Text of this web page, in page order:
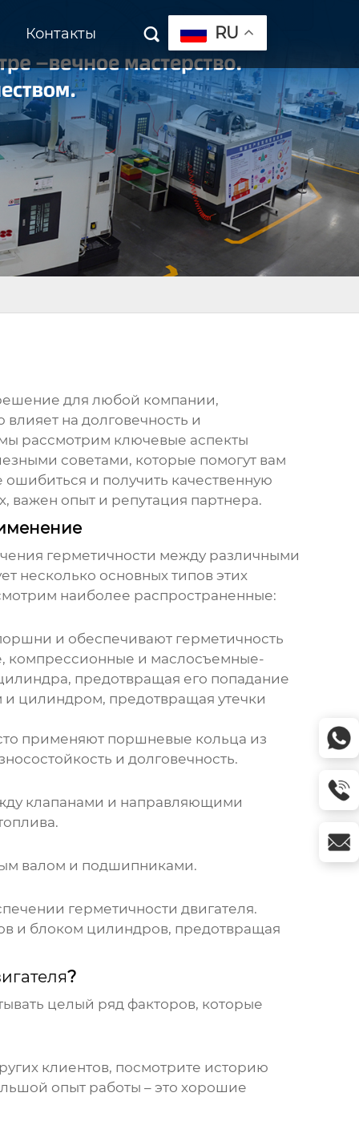
Контакты  RU
для любой компании,
на долговечность и
рассмотрим ключевые аспекты
советами, которые помогут вам
и получить качественную
важен опыт и репутация партнера.
герметичности между различными
несколько основных типов этих
наиболее распространенные:
и обеспечивают герметичность
компрессионные и маслосъемные-
предотвращая его попадание
цилиндром, предотвращая утечки
применяют поршневые кольца из
и долговечность.
клапанами и направляющими
валом и подшипниками.
герметичности двигателя.
и блоком цилиндров, предотвращая
?
целый ряд факторов, которые
клиентов, посмотрите историю
опыт работы – это хорошие